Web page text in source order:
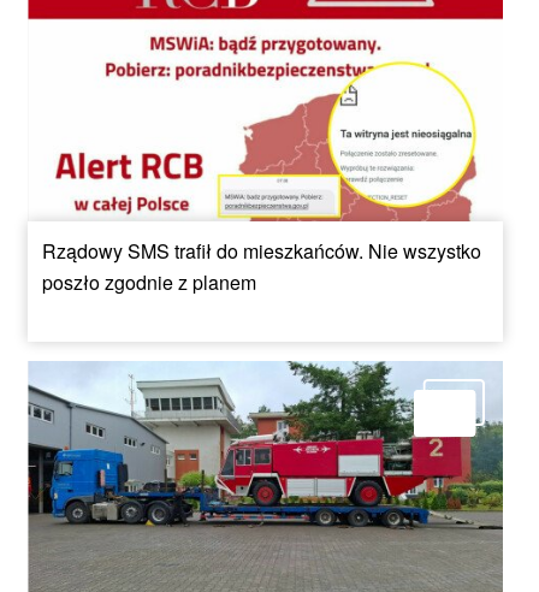
Rządowy SMS trafił do mieszkańców. Nie wszystko
poszło zgodnie z planem